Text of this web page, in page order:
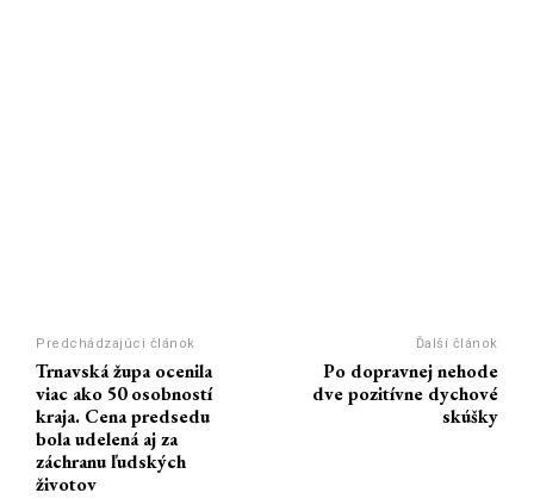
Predchádzajúci článok
Trnavská župa ocenila
viac ako 50 osobností
kraja. Cena predsedu
bola udelená aj za
záchranu ľudských
životov
Ďalší článok
Po dopravnej nehode
dve pozitívne dychové
skúšky